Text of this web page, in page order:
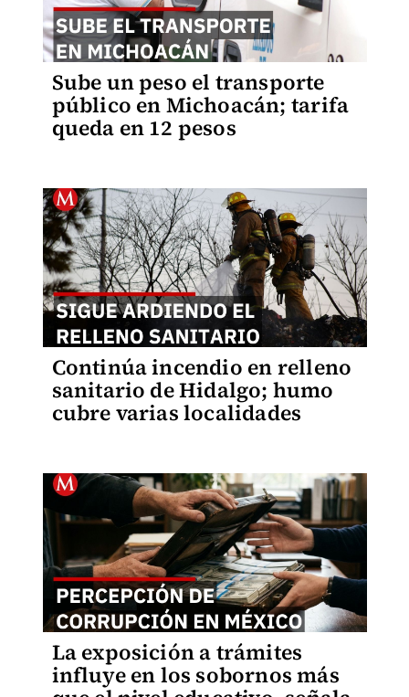
Sube un peso el transporte
público en Michoacán; tarifa
queda en 12 pesos
Continúa incendio en relleno
sanitario de Hidalgo; humo
cubre varias localidades
La exposición a trámites
influye en los sobornos más